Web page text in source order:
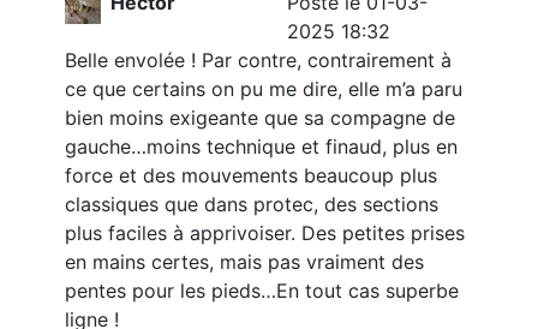
2025 18:32
Belle envolée ! Par contre, contrairement à
ce que certains on pu me dire, elle m’a paru
bien moins exigeante que sa compagne de
gauche…moins technique et finaud, plus en
force et des mouvements beaucoup plus
classiques que dans protec, des sections
plus faciles à apprivoiser. Des petites prises
en mains certes, mais pas vraiment des
pentes pour les pieds…En tout cas superbe
ligne !